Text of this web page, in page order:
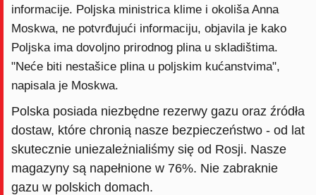
informacije. Poljska ministrica klime i okoliša Anna
Moskwa, ne potvrđujući informaciju, objavila je kako
Poljska ima dovoljno prirodnog plina u skladištima.
"Neće biti nestašice plina u poljskim kućanstvima",
napisala je Moskwa.
Polska posiada niezbędne rezerwy gazu oraz źródła
dostaw, które chronią nasze bezpieczeństwo - od lat
skutecznie uniezależnialiśmy się od Rosji. Nasze
magazyny są napełnione w 76%. Nie zabraknie
gazu w polskich domach.